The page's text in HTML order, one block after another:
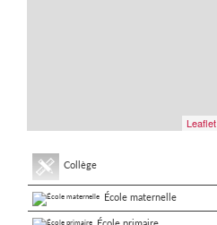
Leaflet
Collège
École maternelle